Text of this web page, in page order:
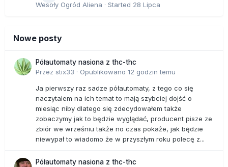
Wesoły Ogród Aliena · Started 28 Lipca
Nowe posty
Półautomaty nasiona z thc-thc
Przez stix33 · Opublikowano 12 godzin temu
Ja pierwszy raz sadze półautomaty, z tego co się
naczytalem na ich temat to mają szybciej dojść o
miesiąc niby dlatego się zdecydowałem także
zobaczymy jak to będzie wyglądać, producent pisze ze
zbiór we wrześniu także no czas pokaże, jak będzie
niewypał to wiadomo że w przyszłym roku polecę z...
Półautomaty nasiona z thc-thc